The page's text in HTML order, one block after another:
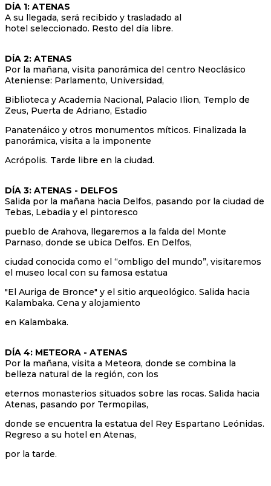
DÍA 1: ATENAS
A su llegada, será recibido y trasladado al
hotel seleccionado. Resto del día libre.
DÍA 2: ATENAS
Por la mañana, visita panorámica del centro Neoclásico
Ateniense: Parlamento, Universidad,
Biblioteca y Academia Nacional, Palacio Ilion, Templo de
Zeus, Puerta de Adriano, Estadio
Panatenáico y otros monumentos míticos. Finalizada la
panorámica, visita a la imponente
Acrópolis. Tarde libre en la ciudad.
DÍA 3: ATENAS - DELFOS
Salida por la mañana hacia Delfos, pasando por la ciudad de
Tebas, Lebadia y el pintoresco
pueblo de Arahova, llegaremos a la falda del Monte
Parnaso, donde se ubica Delfos. En Delfos,
ciudad conocida como el “ombligo del mundo”, visitaremos
el museo local con su famosa estatua
"El Auriga de Bronce" y el sitio arqueológico. Salida hacia
Kalambaka. Cena y alojamiento
en Kalambaka.
DÍA 4: METEORA - ATENAS
Por la mañana, visita a Meteora, donde se combina la
belleza natural de la región, con los
eternos monasterios situados sobre las rocas. Salida hacia
Atenas, pasando por Termopilas,
donde se encuentra la estatua del Rey Espartano Leónidas.
Regreso a su hotel en Atenas,
por la tarde.